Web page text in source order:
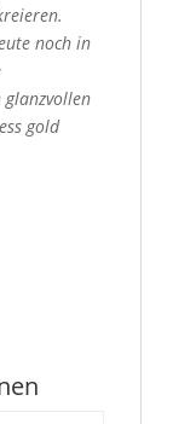
noch in
gold